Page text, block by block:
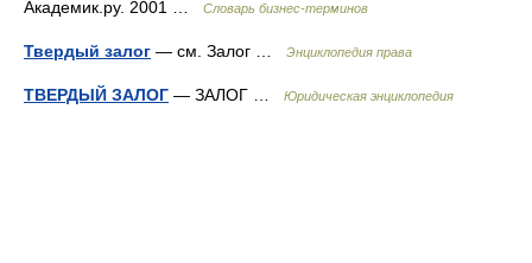
Академик.ру. 2001 …
Словарь бизнес-терминов
Твердый залог — см. Залог … Энциклопедия права
ТВЕРДЫЙ ЗАЛОГ — ЗАЛОГ … Юридическая энциклопедия